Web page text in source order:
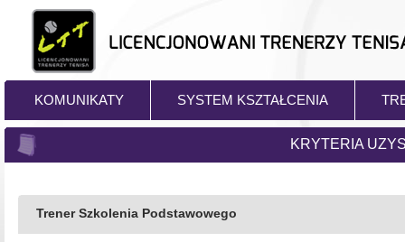
KOMUNIKATY SYSTEM KSZTAŁCENIA
KRYTERIA
Trener Szkolenia Podstawowego